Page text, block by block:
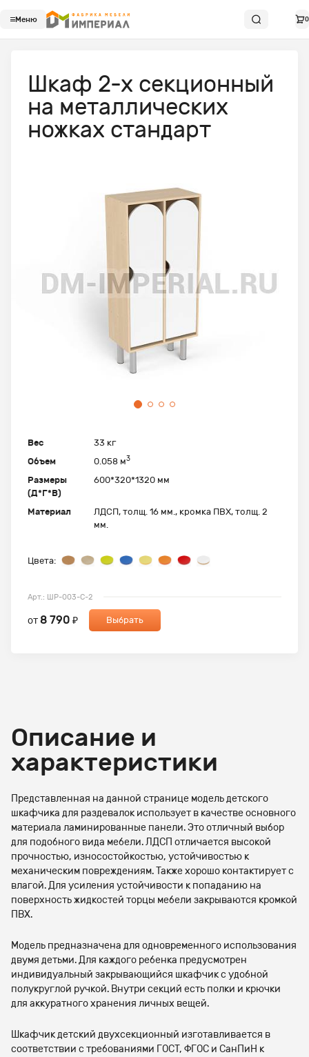
Меню 0
Вес
33 кг
Объем
0.058 м3
Размеры
(Д*Г*В)
600*320*1320 мм
Материал
ЛДСП, толщ. 16 мм., кромка ПВХ, толщ. 2
мм.
Цвета:
Арт.: ШР-003-С-2
от8 790 ₽ Выбрать
Шкаф 2-х секционный
на металлических
ножках стандарт
Описание и
характеристики
Представленная на данной странице модель детского
шкафчика для раздевалок использует в качестве основного
материала ламинированные панели. Это отличный выбор
для подобного вида мебели. ЛДСП отличается высокой
прочностью, износостойкостью, устойчивостью к
механическим повреждениям. Также хорошо контактирует с
влагой. Для усиления устойчивости к попаданию на
поверхность жидкостей торцы мебели закрываются кромкой
ПВХ.
Модель предназначена для одновременного использования
двумя детьми. Для каждого ребенка предусмотрен
индивидуальный закрывающийся шкафчик с удобной
полукруглой ручкой. Внутри секций есть полки и крючки
для аккуратного хранения личных вещей.
Шкафчик детский двухсекционный изготавливается в
соответствии с требованиями ГОСТ, ФГОС и СанПиН к